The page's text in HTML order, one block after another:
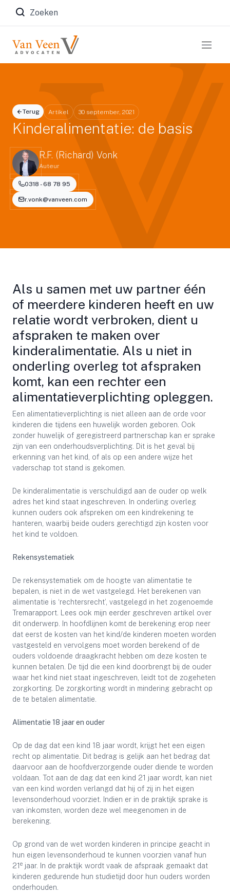
Zoeken naar:
Terug Artikel 30 september, 2021
Kinderalimentatie: de basis
R.F. (Richard) Vonk
Auteur
0318 - 68 78 95
r.vonk@vanveen.com
Als u samen met uw partner één
of meerdere kinderen heeft en uw
relatie wordt verbroken, dient u
afspraken te maken over
kinderalimentatie. Als u niet in
onderling overleg tot afspraken
komt, kan een rechter een
alimentatieverplichting opleggen.
Een alimentatieverplichting is niet alleen aan de orde voor
kinderen die tijdens een huwelijk worden geboren. Ook
zonder huwelijk of geregistreerd partnerschap kan er sprake
zijn van een onderhoudsverplichting. Dit is het geval bij
erkenning van het kind, of als op een andere wijze het
vaderschap tot stand is gekomen.
De kinderalimentatie is verschuldigd aan de ouder op welk
adres het kind staat ingeschreven. In onderling overleg
kunnen ouders ook afspreken om een kindrekening te
hanteren, waarbij beide ouders gerechtigd zijn kosten voor
het kind te voldoen.
Rekensystematiek
De rekensystematiek om de hoogte van alimentatie te
bepalen, is niet in de wet vastgelegd. Het berekenen van
alimentatie is ‘rechtersrecht’, vastgelegd in het zogenoemde
Tremarapport. Lees ook mijn eerder geschreven artikel over
dit onderwerp. In hoofdlijnen komt de berekening erop neer
dat eerst de kosten van het kind/de kinderen moeten worden
vastgesteld en vervolgens moet worden berekend of de
ouders voldoende draagkracht hebben om deze kosten te
kunnen betalen. De tijd die een kind doorbrengt bij de ouder
waar het kind niet staat ingeschreven, leidt tot de zogeheten
zorgkorting. De zorgkorting wordt in mindering gebracht op
de te betalen alimentatie.
Alimentatie 18 jaar en ouder
Op de dag dat een kind 18 jaar wordt, krijgt het een eigen
recht op alimentatie. Dit bedrag is gelijk aan het bedrag dat
daarvoor aan de hoofdverzorgende ouder diende te worden
voldaan. Tot aan de dag dat een kind 21 jaar wordt, kan niet
van een kind worden verlangd dat hij of zij in het eigen
levensonderhoud voorziet. Indien er in de praktijk sprake is
van inkomsten, worden deze wel meegenomen in de
berekening.
Op grond van de wet worden kinderen in principe geacht in
hun eigen levensonderhoud te kunnen voorzien vanaf hun
21 e jaar. In de praktijk wordt vaak de afspraak gemaakt dat
kinderen gedurende hun studietijd door hun ouders worden
onderhouden.